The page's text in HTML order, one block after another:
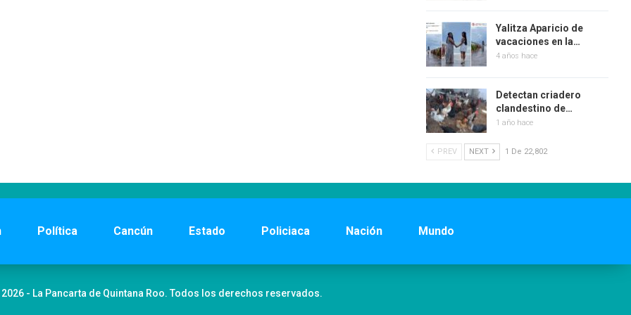
Yalitza Aparicio de
vacaciones en la…
4 años hace
Detectan criadero
clandestino de…
1 año hace
PREV NEXT 1 De 22,802
Política Cancún Estado Policiaca Nación Mundo
- La Pancarta de Quintana Roo. Todos los derechos reservados.